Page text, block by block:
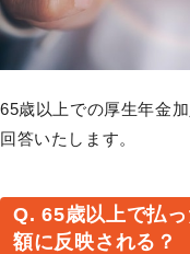
65歳以上での厚生年金
回答いたします。
Q. 65歳以上で払
額に反映される？